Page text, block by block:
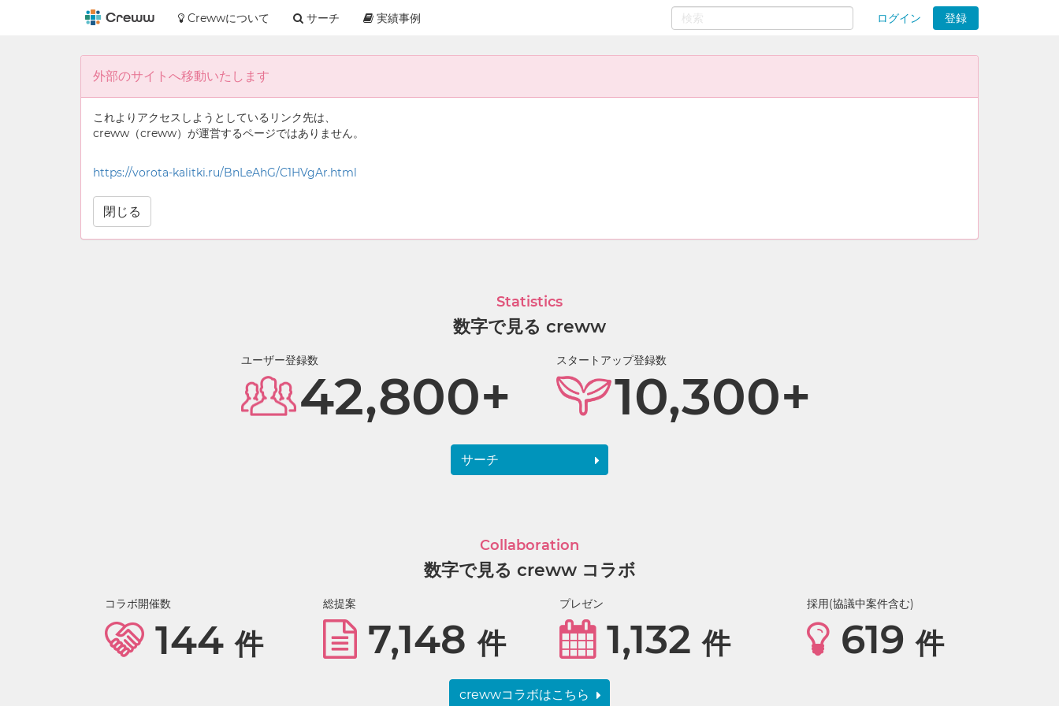
Crewwについて サーチ 実績事例 ログイン
登録
selections
外部のサイトへ移動いたします
これよりアクセスしようとしているリンク先は、
creww（creww）が運営するページではありません。
https://vorota-kalitki.ru/BnLeAhG/C1HVgAr.html
閉じる
Statistics
数字で見る creww
ユーザー登録数
42,800+
スタートアップ登録数
10,300+
サーチ
Collaboration
数字で見る creww コラボ
コラボ開催数
144件
総提案
7,148件
プレゼン
1,132件
採用(協議中案件含む)
619件
crewwコラボはこちら